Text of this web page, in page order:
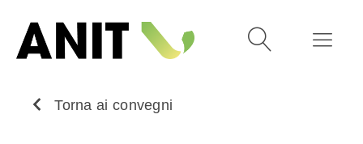
Torna ai convegni